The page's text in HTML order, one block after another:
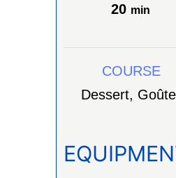
20minutes
min
COURSE
Dessert,